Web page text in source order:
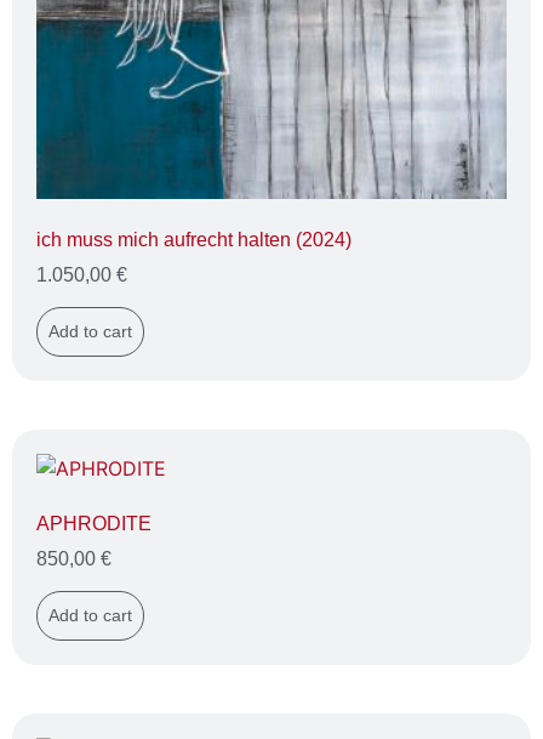
ich muss mich aufrecht halten (2024)
1.050,00 €
Add to cart
APHRODITE
850,00 €
Add to cart